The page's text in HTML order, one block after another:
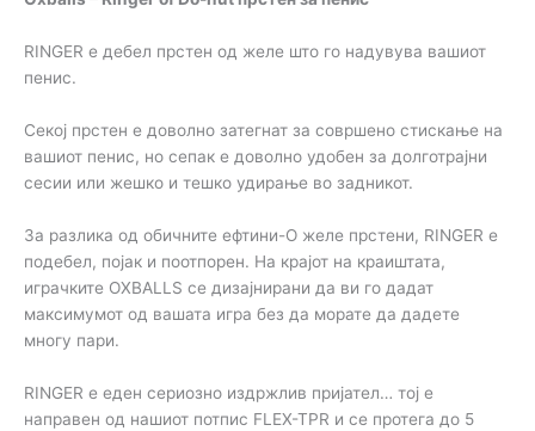
RINGER е дебел прстен од желе што го надувува вашиот
пенис.
Секој прстен е доволно затегнат за совршено стискање на
вашиот пенис, но сепак е доволно удобен за долготрајни
сесии или жешко и тешко удирање во задникот.
За разлика од обичните ефтини-О желе прстени, RINGER е
подебел, појак и поотпорен. На крајот на краиштата,
играчките OXBALLS се дизајнирани да ви го дадат
максимумот од вашата игра без да морате да дадете
многу пари.
RINGER е еден сериозно издржлив пријател… тој е
направен од нашиот потпис FLEX-TPR и се протега до 5